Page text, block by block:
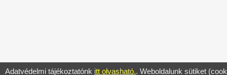
Adatvédelmi tájékoztatónk itt olvasható.. Weboldalunk sütiket